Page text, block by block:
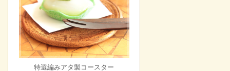
特選編みアタ製コースター